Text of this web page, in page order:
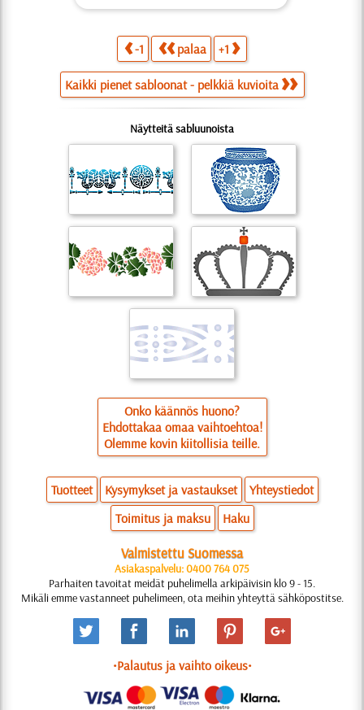
-1 palaa +1
Kaikki pienet sabloonat - pelkkiä kuvioita
Näytteitä sabluunoista
Onko käännös huono?
Ehdottakaa omaa vaihtoehtoa!
Olemme kovin kiitollisia teille.
Tuotteet Kysymykset ja vastaukset
Yhteystiedot
Toimitus ja maksu
Haku
Valmistettu Suomessa
Asiakaspalvelu: 0400 764 075
Parhaiten tavoitat meidät puhelimella arkipäivisin klo 9 - 15.
Mikäli emme vastanneet puhelimeen, ota meihin yhteyttä sähköpostitse.
•Palautus ja vaihto oikeus•